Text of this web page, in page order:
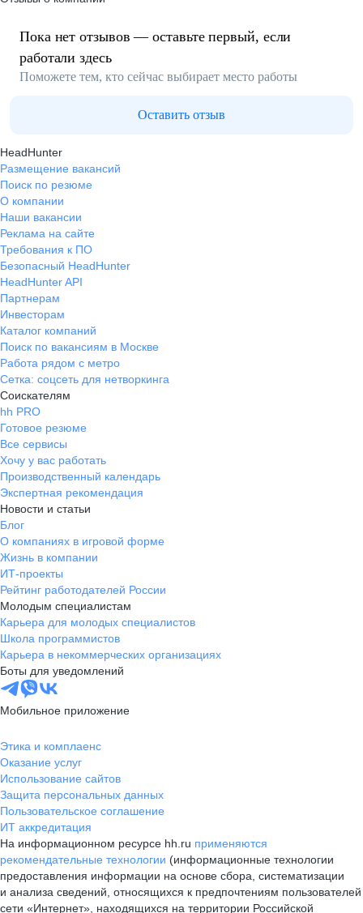
Пока нет отзывов — оставьте первый, если
работали здесь
Поможете тем, кто сейчас выбирает место работы
Оставить отзыв
HeadHunter
Размещение вакансий
Поиск по резюме
О компании
Наши вакансии
Реклама на сайте
Требования к ПО
Безопасный HeadHunter
HeadHunter API
Партнерам
Инвесторам
Каталог компаний
Поиск по вакансиям в Москве
Работа рядом с метро
Сетка: соцсеть для нетворкинга
Соискателям
hh PRO
Готовое резюме
Все сервисы
Хочу у вас работать
Производственный календарь
Экспертная рекомендация
Новости и статьи
Блог
О компаниях в игровой форме
Жизнь в компании
ИТ-проекты
Рейтинг работодателей России
Молодым специалистам
Карьера для молодых специалистов
Школа программистов
Карьера в некоммерческих организациях
Боты для уведомлений
Мобильное приложение
Этика и комплаенс
Оказание услуг
Использование сайтов
Защита персональных данных
Пользовательское соглашение
ИТ аккредитация
На информационном ресурсе hh.ru применяются
рекомендательные технологии (информационные технологии
предоставления информации на основе сбора, систематизации
и анализа сведений, относящихся к предпочтениям пользователей
сети «Интернет», находящихся на территории Российской